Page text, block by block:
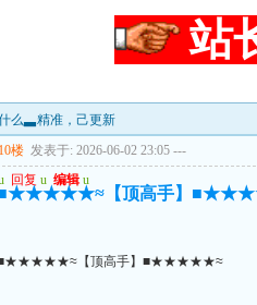
站
么▃精准，己更新
10楼 发表于: 2026-06-02 23:05 ---
回复 u 编辑 u
【顶高手】
【顶高手】■★★★★★≈